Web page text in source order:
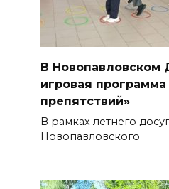
В Новопавловском
игровая
препятствий»
В рамках летнего
Новопавловского